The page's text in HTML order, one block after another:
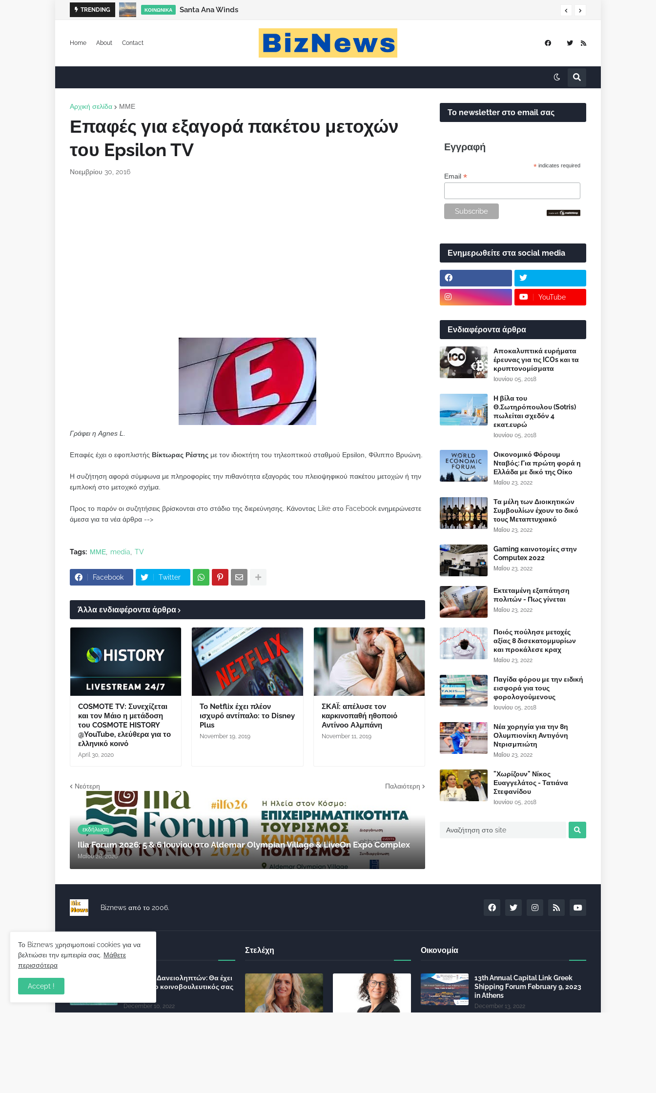
TRENDING ΚΟΙΝΩΝΙΚΆ Santa Ana Winds
Home About Contact
Αρχική σελίδα ΜΜΕ
Επαφές για εξαγορά πακέτου μετοχών
του Epsilon TV
Νοεμβρίου 30, 2016
Γράφει η Agnes L.
Επαφές έχει ο εφοπλιστής Βίκτωρας Ρέστης με τον ιδιοκτήτη του τηλεοπτικού σταθμού Epsilon, Φίλιππο Βρυώνη.
Η συζήτηση αφορά σύμφωνα με πληροφορίες την πιθανότητα εξαγοράς του πλειοψηφικού πακέτου μετοχών ή την
εμπλοκή στο μετοχικό σχήμα.
Προς το παρόν οι συζητήσεις βρίσκονται στο στάδιο της διερεύνησης. Κάνοντας Like στο Facebook ενημερώνεστε
άμεσα για τα νέα άρθρα -->
Tags: ΜΜΕ media TV
Facebook Twitter
Άλλα ενδιαφέροντα άρθρα
COSMOTE TV: Συνεχίζεται
και τον Μάιο η μετάδοση
του COSMOTE HISTORY
@YouTube, ελεύθερα για το
ελληνικό κοινό
April 30, 2020
Το Netflix έχει πλέον
ισχυρό αντίπαλο: το Disney
Plus
November 19, 2019
ΣΚΑΪ: απέλυσε τον
καρκινοπαθή ηθοποιό
Αντίνοο Αλμπάνη
November 11, 2019
Νεότερη Παλαιότερη
εκδήλωση
Ilia Forum 2026: 5 & 6 Ιουνίου στο Aldemar Olympian Village & LiveOn Expo Complex
Μαΐου 28, 2026
Το newsletter στο email σας
Εγγραφή
* indicates required
Email *
Ενημερωθείτε στα social media
YouTube
Ενδιαφέροντα άρθρα
Αποκαλυπτικά ευρήματα
έρευνας για τις ICOs και τα
κρυπτονομίσματα
Ιουνίου 05, 2018
Η βίλα του
Θ.Σωτηρόπουλου (Sotris)
πωλείται σχεδόν 4
εκατ.ευρώ
Ιουνίου 05, 2018
Οικονομικό Φόρουμ
Νταβός: Για πρώτη φορά η
Ελλάδα με δικό της Οίκο
Μαΐου 23, 2022
Τα μέλη των Διοικητικών
Συμβουλίων έχουν το δικό
τους Μεταπτυχιακό
Μαΐου 23, 2022
Gaming καινοτομίες στην
Computex 2022
Μαΐου 23, 2022
Εκτεταμένη εξαπάτηση
πολιτών - Πως γίνεται
Μαΐου 23, 2022
Ποιός πούλησε μετοχές
αξίας 8 δισεκατομμυρίων
και προκάλεσε κραχ
Μαΐου 23, 2022
Παγίδα φόρου με την ειδική
εισφορά για τους
φορολογούμενους
Ιουνίου 05, 2018
Νέα χορηγία για την 8η
Ολυμπιονίκη Αντιγόνη
Ντρισμπιώτη
Μαΐου 23, 2022
"Χωρίζουν" Νίκος
Ευαγγελάτος - Τατιάνα
Στεφανίδου
Ιουνίου 05, 2018
Biznews από το 2006.
Απόψεις
Σύλλογος Δανειοληπτών: Θα έχει
συνέχεια ο κοινοβουλευτικός σας
December 10, 2022
Στελέχη Οικονομία
13th Annual Capital Link Greek
Shipping Forum February 9, 2023
in Athens
December 13, 2022
Το Biznews χρησιμοποιεί cookies για να
βελτιώσει την εμπειρία σας. Μάθετε
περισσότερα
Accept !